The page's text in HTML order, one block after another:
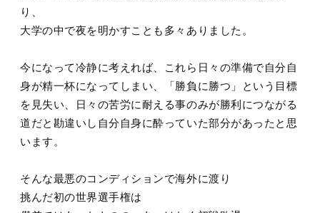
り、
大学の中で夜を明かすことも多々ありました。
今になって冷静に考えれば、これら日々の準備で自分自
身が精一杯になってしまい、「勝負に勝つ」という目標
を見失い、日々の苦労に耐える事のみが勝利につながる
道だと勘違いし自分自身に酔っていた部分があったと思
います。
そんな最悪のコンディションで海外に渡り
挑んだ初の世界選手権は